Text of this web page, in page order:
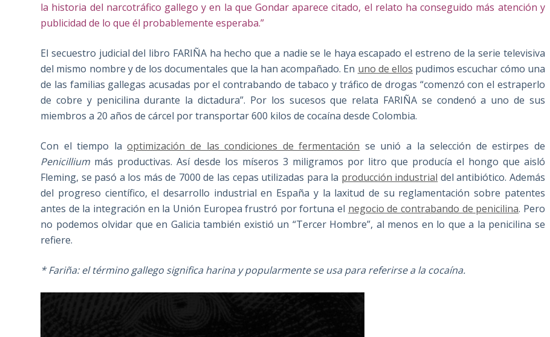
la historia del narcotráfico gallego y en la que Gondar aparece citado, el relato ha conseguido más atención y
publicidad de lo que él probablemente esperaba.”
El secuestro judicial del libro FARIÑA ha hecho que a nadie se le haya escapado el estreno de la serie televisiva
del mismo nombre y de los documentales que la han acompañado. En uno de ellos pudimos escuchar cómo una
de las familias gallegas acusadas por el contrabando de tabaco y tráfico de drogas “comenzó con el estraperlo
de cobre y penicilina durante la dictadura”. Por los sucesos que relata FARIÑA se condenó a uno de sus
miembros a 20 años de cárcel por transportar 600 kilos de cocaína desde Colombia.
Con el tiempo laoptimización de las condiciones de fermentación se unió a la selección de estirpes de
Penicillium más productivas. Así desde los míseros 3 miligramos por litro que producía el hongo que aisló
Fleming, se pasó a los más de 7000 de las cepas utilizadas para la producción industrial del antibiótico. Además
del progreso científico, el desarrollo industrial en España y la laxitud de su reglamentación sobre patentes
antes de la integración en la Unión Europea frustró por fortuna el negocio de contrabando de penicilina. Pero
no podemos olvidar que en Galicia también existió un “Tercer Hombre”, al menos en lo que a la penicilina se
refiere.
* Fariña: el término gallego significa harina y popularmente se usa para referirse a la cocaína.